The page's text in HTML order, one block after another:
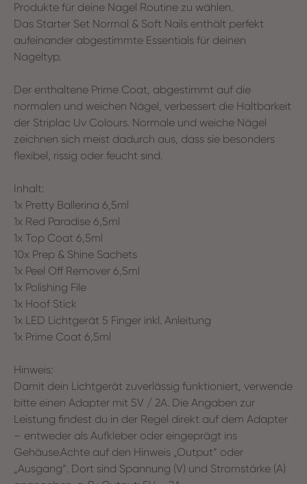
Produkte für deine Nagel Routine zu wählen.
Das Starter Set Normal & Soft Nails enthält perfekt
aufeinander abgestimmte Essentials für deinen
Nageltyp.
Der enthaltene Prime Coat, abgestimmt auf die
normalen und weichen Nägel, verbessert die Haltbarkeit
der Striplac Uv Colours. Normale und weiche Nägel
zeichnen sich meist dadurch aus, dass sie besonders
flexibel, rissig oder feucht sind.
Inhalt:
1x Pretty Ballerina 6,5ml
1x Red Paradise 6,5ml
1x Top Coat 6,5ml
10x Prep & Shine Sachets
1x Peel Off Remover 6,5ml
1x Polishing File
1x Hoof Stick
1x LED Lichtgerät 5 Finger inkl. Anleitung
1x Prime Coat 6,5ml
Hinweis:
Damit dein Lichtgerät zuverlässig funktioniert, verwende
bitte einen Adapter mit 5V / 2A. Die Angaben zur
Leistung findest du in der Regel direkt auf dem Adapter
– entweder als Aufkleber oder eingeprägt ins
Gehäuse.Achte auf den Hinweis „Output“ oder
„Ausgang“. Dort sind Spannung (V) und Stromstärke (A)